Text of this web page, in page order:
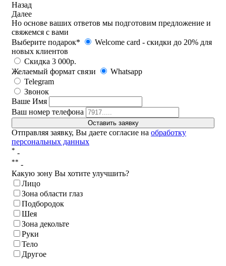
Назад
Далее
Но основе ваших ответов мы подготовим предложение и
свяжемся с вами
Выберите подарок*
Welcome card - cкидки до 20% для
новых клиентов
Скидка 3 000р.
Желаемый формат связи
Whatsapp
Telegram
Звонок
Ваше Имя
Ваш номер телефона
Отправляя заявку, Вы даете согласие на обработку
персональных данных
* -
** -
Какую зону Вы хотите улучшить?
Лицо
Зона области глаз
Подбородок
Шея
Зона декольте
Руки
Тело
Другое